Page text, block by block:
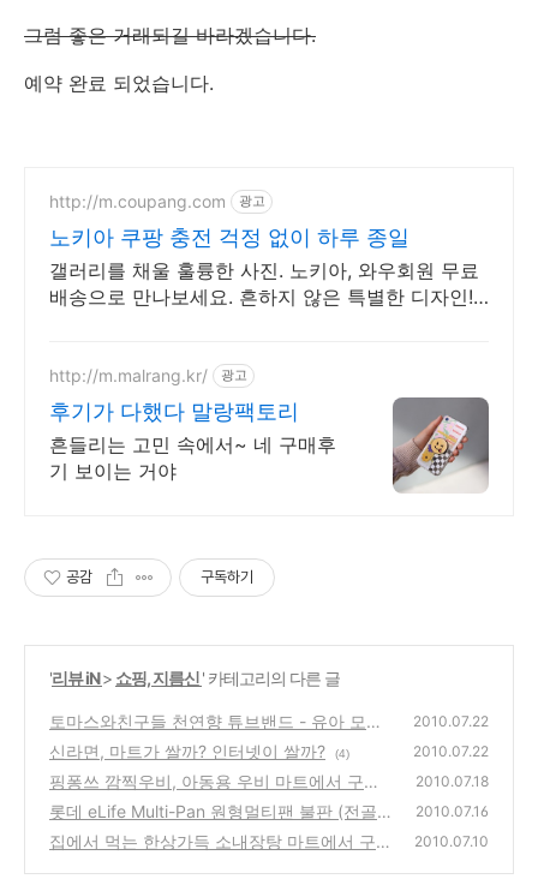
그럼 좋은 거래되길 바라겠습니다.
예약 완료 되었습니다.
http://m.coupang.com 광고
노키아 쿠팡 충전 걱정 없이 하루 종일
갤러리를 채울 훌륭한 사진. 노키아, 와우회원 무료
배송으로 만나보세요. 흔하지 않은 특별한 디자인!
http://m.malrang.kr/ 광고
후기가 다했다 말랑팩토리
흔들리는 고민 속에서~ 네 구매후
기 보이는 거야
공감 구독하기
'리뷰 iN> 쇼핑, 지름신' 카테고리의 다른 글
토마스와친구들 천연향 튜브밴드 - 유아 모기,
벌레 방지용 구입
(0)
2010.07.22
신라면, 마트가 쌀까? 인터넷이 쌀까? (4) 2010.07.22
핑퐁쓰 깜찍우비, 아동용 우비 마트에서 구입
사용기
(0)
2010.07.18
롯데 eLife Multi-Pan 원형멀티팬 불판 (전골
팬+구이팬겸용) 구입
(0)
2010.07.16
집에서 먹는 한상가득 소내장탕 마트에서 구
2010.07.10